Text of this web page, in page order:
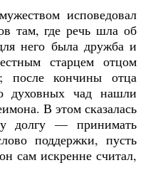
исповедовал
там, где речь шла об
него была дружба и
старцем отцом
после кончины отца
духовных чад нашли
В этом сказалась
долгу — принимать
поддержки, пусть
сам искренне считал,